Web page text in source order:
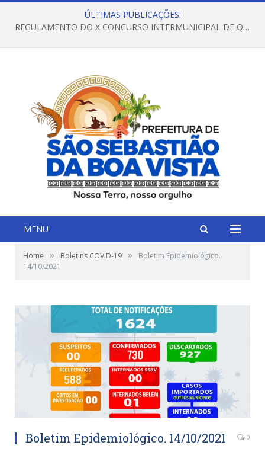
ÚLTIMAS PUBLICAÇÕES:
REGULAMENTO DO X CONCURSO INTERMUNICIPAL DE QUADRILHAS JUNINAS – 2026 – ARRAIÁ DA VENEZA
MENU
Home » Boletins COVID-19 »
Boletim Epidemiológico.
14/10/2021
Boletim Epidemiológico. 14/10/2021 0